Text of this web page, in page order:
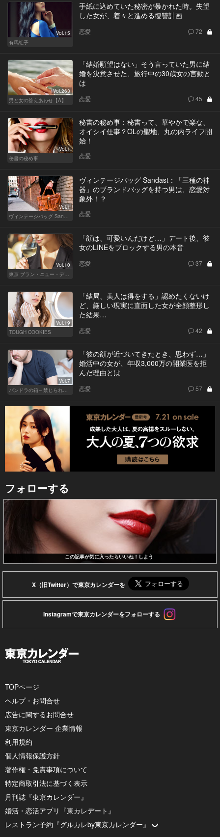
Vol.15
有馬紅子
手紙に込めていた秘密が暴かれた時。失望
した女が、着々と進める復讐計画
恋愛 72
Vol.263
男と女の答えあわせ【A】
「結婚願望はない」そう言っていた男に結
婚を決意させた、旅行中の30歳女の言動と
は
恋愛 45
Vol.1
秘書の秘め事
秘書の秘め事：秘書って、華やかで楽な、
オイシイ仕事？OLの聖地、丸の内ライフ開
始！
恋愛
Vol.1
ヴィンテージバッグ Sandast：「三種の神
器」のブランドバッグを持つ男は、恋愛対
象外！？
恋愛
Vol.10
「顔は、可愛いんだけど…」デート後、彼
女のLINEをブロックする男の本音
恋愛 37
Vol.19
TOUGH COOKIES
「結局、美人は得をする」認めたくないけ
ど、厳しい現実に直面した女が全顔整形し
た結果…
恋愛 42
Vol.7
「彼の顔が近づいてきたとき、思わず…」
婚活中の女が、年収3,000万の開業医を拒
んだ理由とは
恋愛 57
フォローする
この記事が気に入ったらいいね！しよう
X（旧Twitter）で東京カレンダーを
Instagramで東京カレンダーをフォローする
TOPページ
ヘルプ・お問合せ
広告に関するお問合せ
東京カレンダー 企業情報
利用規約
個人情報保護方針
著作権・免責事項について
特定商取引法に基づく表示
月刊誌『東京カレンダー』
婚活・恋活アプリ『東カレデート』
レストラン予約『グルカレby東京カレンダー』